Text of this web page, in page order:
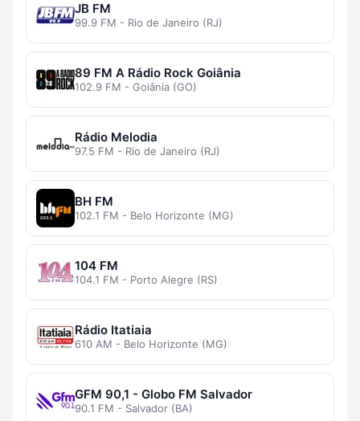
JB FM
99.9 FM - Rio de Janeiro (RJ)
89 FM A Rádio Rock Goiânia
102.9 FM - Goiânia (GO)
Rádio Melodia
97.5 FM - Rio de Janeiro (RJ)
BH FM
102.1 FM - Belo Horizonte (MG)
104 FM
104.1 FM - Porto Alegre (RS)
Rádio Itatiaia
610 AM - Belo Horizonte (MG)
GFM 90,1 - Globo FM Salvador
90.1 FM - Salvador (BA)